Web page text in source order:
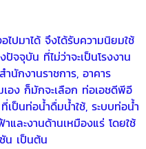
ปมาได้ จึงได้รับความนิยมใช้
จจุบัน ที่ไม่ว่าจะเป็นโรงงาน
นักงานราชการ, อาคาร
อง ก็มักจะเลือก ท่อเอชดีพีอี
เป็นท่อน้ำดื่มน้ำใช้, ระบบท่อน้ำ
และงานด้านเหมืองแร่ โดยใช้
น เป็นต้น